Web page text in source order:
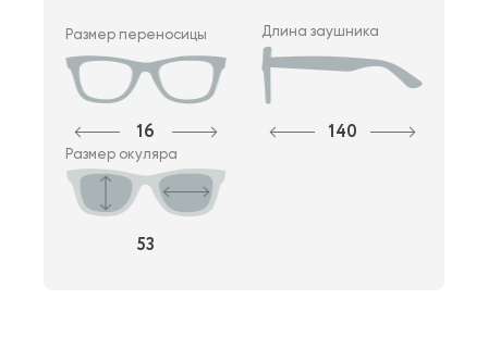
Размер переносицы
16
Длина заушника
140
Размер окуляра
53